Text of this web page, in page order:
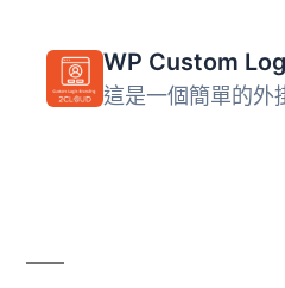
WP Custom